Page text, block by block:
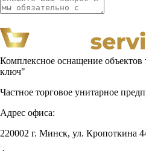
Комплексное оснащение
ключ"
Частное торговое унитарное
Адрес офиса:
220002 г. Минск, ул. Кропоткина